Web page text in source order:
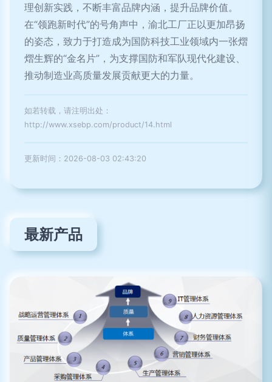
理创新实践，不断丰富品牌内涵，提升品牌价值。
在“领跑新时代”的号角声中，渝北工厂正以更加昂扬
的姿态，致力于打造成为国防科技工业领域内一张熠
熠生辉的“金名片”，为支撑国防和军队现代化建设、
推动制造业高质量发展贡献更大的力量。
如若转载，请注明出处：
http://www.xsebp.com/product/14.html
更新时间：2026-08-03 02:43:20
最新产品